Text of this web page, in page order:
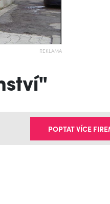
REKLAMA
POPTAT VÍCE